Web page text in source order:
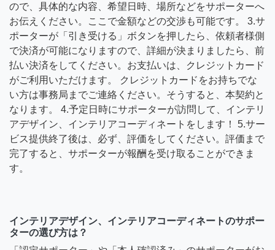
ので、具体的な内容、希望日時、場所などをサポーターへ
お伝えください。ここで金額などの交渉も可能です。 3.サ
ポーターが「引き受ける」ボタンを押したら、依頼者様側
で決済が可能になりますので、詳細が決まりましたら、前
払い決済をしてください。お支払いは、クレジットカード
がご利用いただけます。 クレジットカードをお持ちでな
い方は事務局までご連絡ください。そうすると、本契約と
なります。 4.予定日時にサポーターが訪問して、インテリ
アデザイン、インテリアコーディネートをします！ 5.サー
ビス提供終了後は、必ず、評価をしてください。評価まで
完了すると、サポーターが報酬を受け取ることができま
す。
インテリアデザイン、インテリアコーディネートのサポー
ターの選び方は？